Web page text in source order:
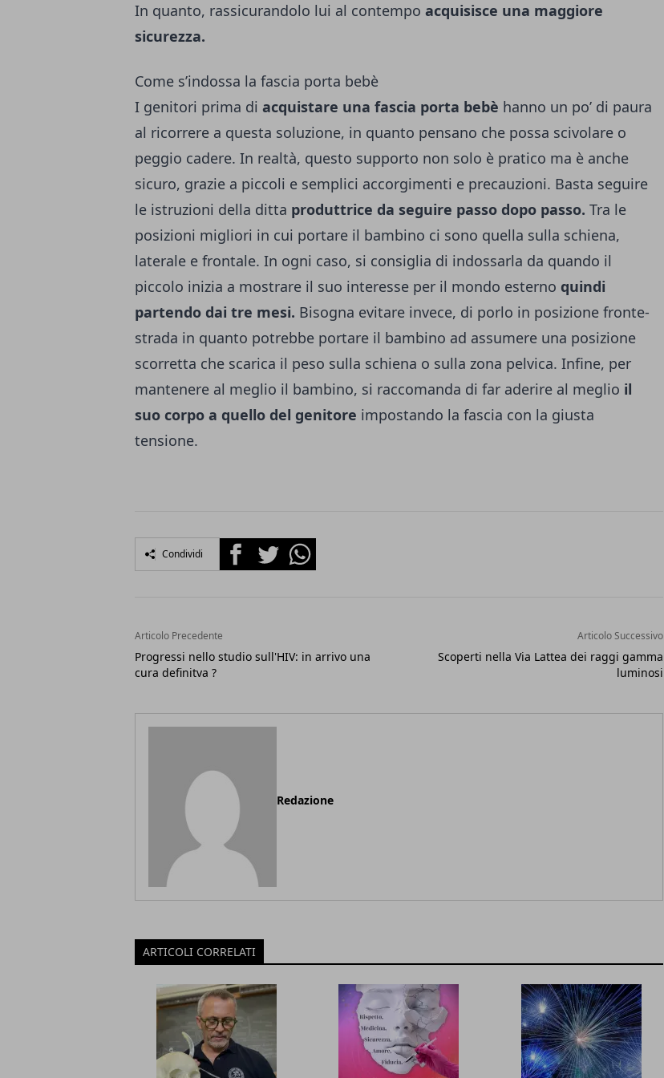
In quanto, rassicurandolo lui al contempo acquisisce una maggiore
sicurezza.
Come s’indossa la fascia porta bebè
I genitori prima di acquistare una fascia porta bebè hanno un po’ di paura
al ricorrere a questa soluzione, in quanto pensano che possa scivolare o
peggio cadere. In realtà, questo supporto non solo è pratico ma è anche
sicuro, grazie a piccoli e semplici accorgimenti e precauzioni. Basta seguire
le istruzioni della ditta produttrice da seguire passo dopo passo. Tra le
posizioni migliori in cui portare il bambino ci sono quella sulla schiena,
laterale e frontale. In ogni caso, si consiglia di indossarla da quando il
piccolo inizia a mostrare il suo interesse per il mondo esterno quindi
partendo dai tre mesi. Bisogna evitare invece, di porlo in posizione fronte-
strada in quanto potrebbe portare il bambino ad assumere una posizione
scorretta che scarica il peso sulla schiena o sulla zona pelvica. Infine, per
mantenere al meglio il bambino, si raccomanda di far aderire al meglio il
suo corpo a quello del genitore impostando la fascia con la giusta
tensione.
Condividi FacebookTwitterWhatsapp
Articolo Precedente
Progressi nello studio sull'HIV: in arrivo una
cura definitva ?
Articolo Successivo
Scoperti nella Via Lattea dei raggi gamma
luminosi
Redazione
ARTICOLI CORRELATI